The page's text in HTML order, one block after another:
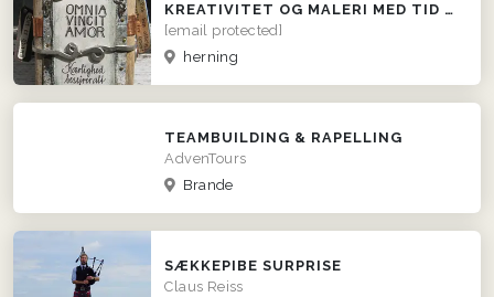
KREATIVITET OG MALERI MED TID TIL HYGGE OG SNAK.
[email protected]
herning
TEAMBUILDING & RAPELLING
AdvenTours
Brande
SÆKKEPIBE SURPRISE
Claus Reiss